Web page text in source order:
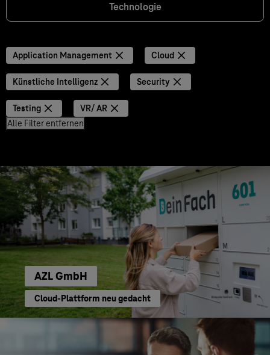
Technologie
Application Management Cloud
Künstliche Intelligenz Security
Testing
VR/ AR
Alle Filter entfernen
AZL GmbH
Cloud-Plattform neu gedacht